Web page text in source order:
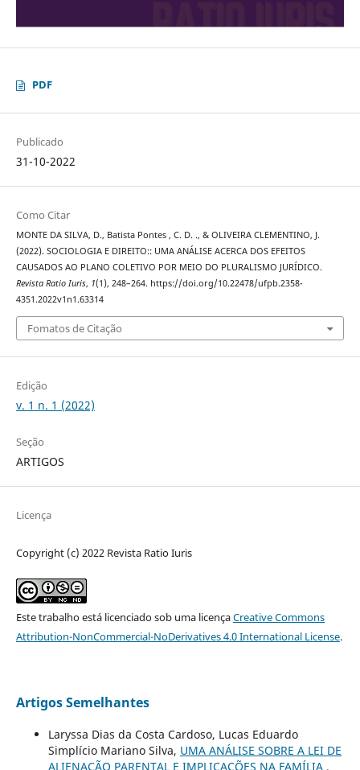
PDF
Publicado
31-10-2022
Como Citar
MONTE DA SILVA, D., Batista Pontes , C. D. ., & OLIVEIRA CLEMENTINO, J.
(2022). SOCIOLOGIA E DIREITO:: UMA ANÁLISE ACERCA DOS EFEITOS
CAUSADOS AO PLANO COLETIVO POR MEIO DO PLURALISMO JURÍDICO.
Revista Ratio Iuris, 1(1), 248–264. https://doi.org/10.22478/ufpb.2358-
4351.2022v1n1.63314
Fomatos de Citação
Edição
v. 1 n. 1 (2022)
Seção
ARTIGOS
Licença
Copyright (c) 2022 Revista Ratio Iuris
Este trabalho está licenciado sob uma licençaCreative Commons
Attribution-NonCommercial-NoDerivatives 4.0 International License.
Artigos Semelhantes
Laryssa Dias da Costa Cardoso, Lucas Eduardo
Simplício Mariano Silva, UMA ANÁLISE SOBRE A LEI DE
ALIENAÇÃO PARENTAL E IMPLICAÇÕES NA FAMÍLIA ,